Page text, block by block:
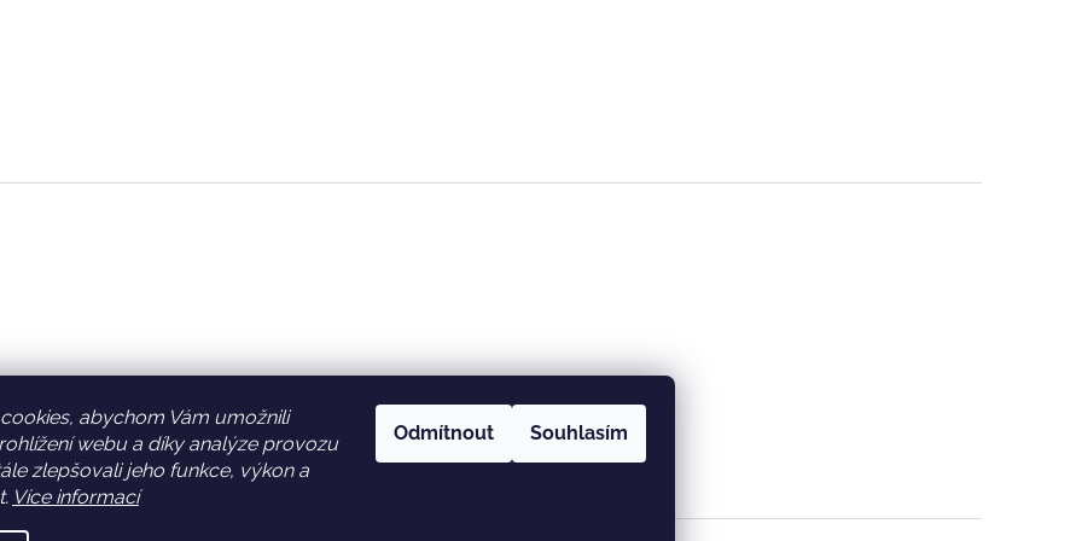
abychom Vám umožnili
webu a díky analýze provozu
zlepšovali jeho funkce, výkon a
Více informací
Odmítnout Souhlasím
Facebook Věrnostní slevy